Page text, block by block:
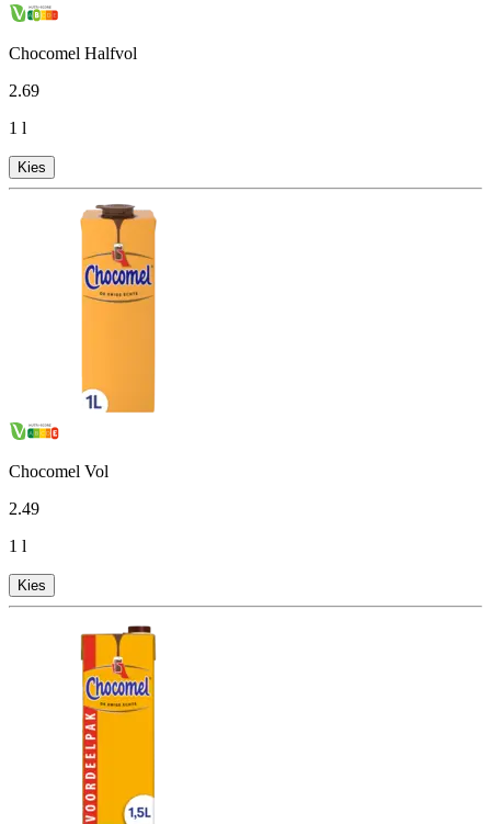
Chocomel Halfvol
2.69
1 l
Kies
Chocomel Vol
2.49
1 l
Kies